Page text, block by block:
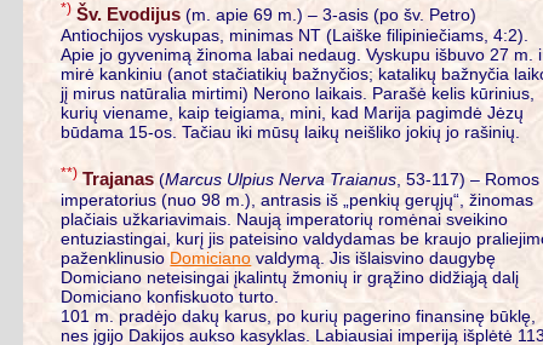
*) Šv. Evodijus (m. apie 69 m.) – 3-asis (po šv. Petro)
Antiochijos vyskupas, minimas NT (Laiške filipiniečiams, 4:2).
Apie jo gyvenimą žinoma labai nedaug. Vyskupu išbuvo 27 m.
mirė kankiniu (anot stačiatikių bažnyčios; katalikų bažnyčia
jį mirus natūralia mirtimi) Nerono laikais. Parašė kelis kūrinius,
kurių viename, kaip teigiama, mini, kad Marija pagimdė Jėzų
būdama 15-os. Tačiau iki mūsų laikų neišliko jokių jo rašinių.
**) Trajanas (Marcus Ulpius Nerva Traianus , 53-117) – Romos
imperatorius (nuo 98 m.), antrasis iš „penkių gerųjų“, žinomas
plačiais užkariavimais. Naują imperatorių romėnai sveikino
entuziastingai, kurį jis pateisino valdydamas be kraujo
paženklinusio Domiciano valdymą. Jis išlaisvino daugybę
Domiciano neteisingai įkalintų žmonių ir grąžino didžiąją dalį
Domiciano konfiskuoto turto.
101 m. pradėjo dakų karus, po kurių pagerino finansinę būklę,
nes įgijo Dakijos aukso kasyklas. Labiausiai imperiją išplėtė